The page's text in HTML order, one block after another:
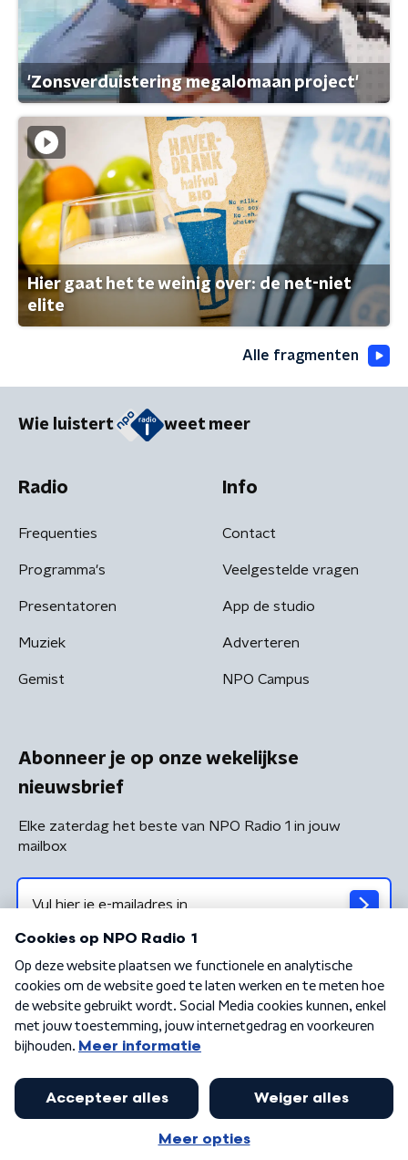
'Zonsverduistering megalomaan project'
Hier gaat het te weinig over: de net-niet
elite
Alle fragmenten
Wie luistert weet meer
Radio
Frequenties
Programma's
Presentatoren
Muziek
Gemist
Info
Contact
Veelgestelde vragen
App de studio
Adverteren
NPO Campus
Abonneer je op onze wekelijkse
nieuwsbrief
Elke zaterdag het beste van NPO Radio 1 in jouw
mailbox
Algemene voorwaarden Privacybeleid